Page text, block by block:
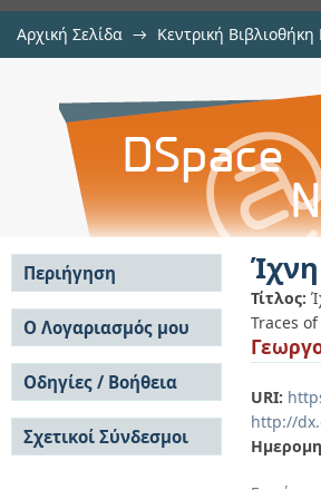
Αρχική Σελίδα → Κεντρική
Τίτλος:
Traces
URI:
http://
Περιήγηση
Σε όλο το DSpace
Κοινότητες & Συλλογές
Ανά Ημερομηνία
Έκδοσης
Συγγραφείς
Τίτλοι
Θέματα
Ο Λογαριασμός μου
Σύνδεση
Εγγραφή
Οδηγίες / Βοήθεια
Οδηγίες Υποβολής
Οδηγίες Χρήσης ΙΑ
Συχνές Ερωτήσεις
Σχετικοί Σύνδεσμοι